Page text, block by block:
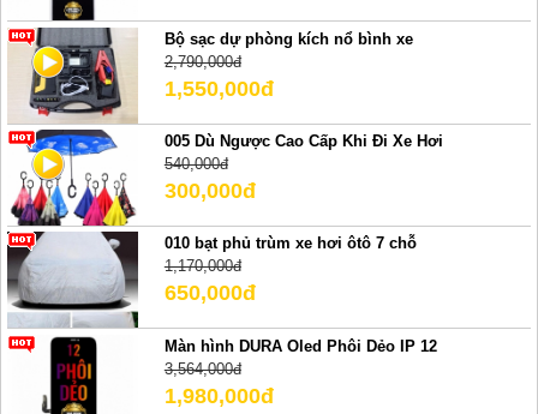
Bộ sạc dự phòng kích nổ bình xe
2,790,000đ
1,550,000đ
005 Dù Ngược Cao Cấp Khi Đi Xe Hơi
540,000đ
300,000đ
010 bạt phủ trùm xe hơi ôtô 7 chỗ
1,170,000đ
650,000đ
Màn hình DURA Oled Phôi Dẻo IP 12
3,564,000đ
1,980,000đ